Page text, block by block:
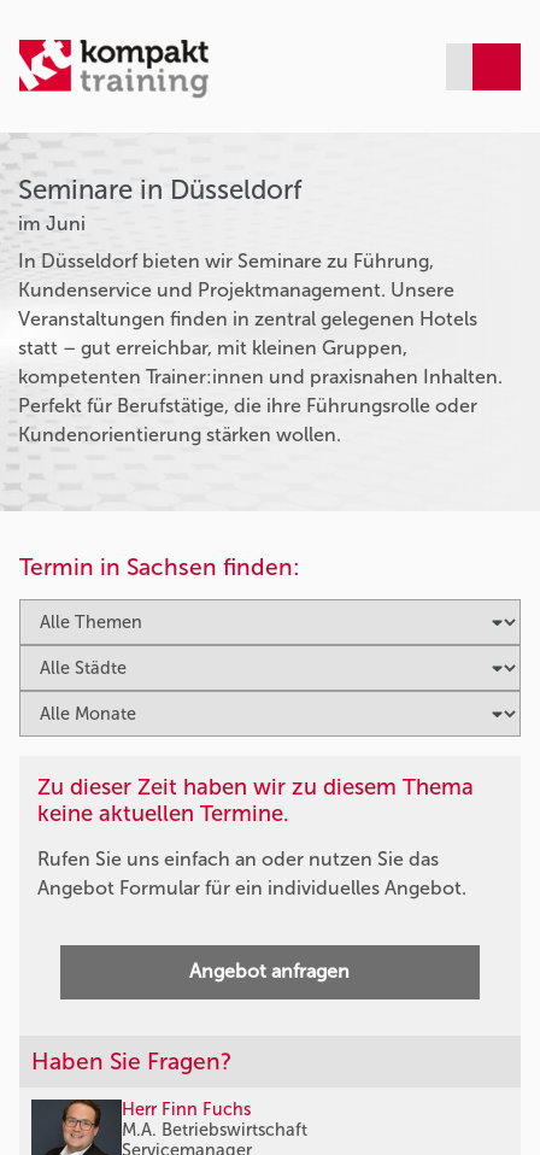
Seminare in Düsseldorf
im Juni
In Düsseldorf bieten wir Seminare zu Führung,
Kundenservice und Projektmanagement. Unsere
Veranstaltungen finden in zentral gelegenen Hotels
statt – gut erreichbar, mit kleinen Gruppen,
kompetenten Trainer:innen und praxisnahen Inhalten.
Perfekt für Berufstätige, die ihre Führungsrolle oder
Kundenorientierung stärken wollen.
Termin in Sachsen finden:
Zu dieser Zeit haben wir zu diesem Thema
keine aktuellen Termine.
Rufen Sie uns einfach an oder nutzen Sie das
Angebot Formular für ein individuelles Angebot.
Angebot anfragen
Haben Sie Fragen?
Herr Finn Fuchs
M.A. Betriebswirtschaft
Servicemanager